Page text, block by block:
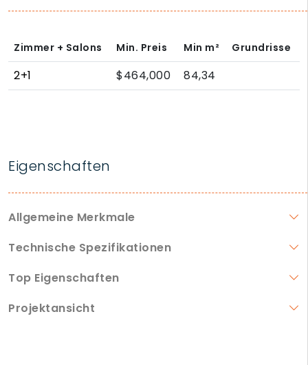
Zimmer + Salons Min. Preis Min m² Grundrisse
2+1 $464,000 84,34
Eigenschaften
Allgemeine Merkmale
Technische Spezifikationen
Top Eigenschaften
Projektansicht